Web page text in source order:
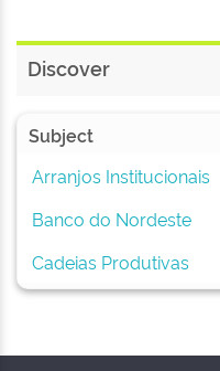
Discover
Subject
Arranjos Institucionais
Banco do Nordeste
Cadeias Produtivas